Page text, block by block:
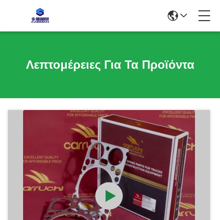
Λεπτομέρειες Για Τα Προϊόντα